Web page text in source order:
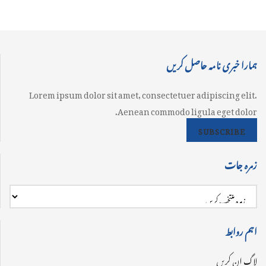
ہمارا خبری نامہ حاصل کریں
Lorem ipsum dolor sit amet, consectetuer adipiscing elit.
Aenean commodo ligula eget dolor.
SUBSCRIBE
زمرہ جات
اہم روابط
لاگ ان کریں